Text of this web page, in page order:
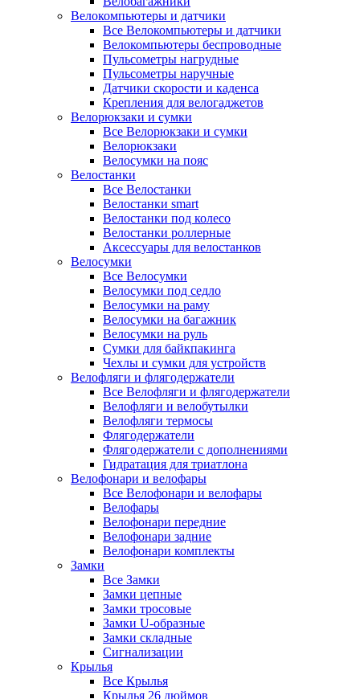
Велокомпьютеры и датчики
Все Велокомпьютеры и датчики
Велокомпьютеры беспроводные
Пульсометры нагрудные
Пульсометры наручные
Датчики скорости и каденса
Крепления для велогаджетов
Велорюкзаки и сумки
Все Велорюкзаки и сумки
Велорюкзаки
Велосумки на пояс
Велостанки
Все Велостанки
Велостанки smart
Велостанки под колесо
Велостанки роллерные
Аксессуары для велостанков
Велосумки
Все Велосумки
Велосумки под седло
Велосумки на раму
Велосумки на багажник
Велосумки на руль
Сумки для байкпакинга
Чехлы и сумки для устройств
Велофляги и флягодержатели
Все Велофляги и флягодержатели
Велофляги и велобутылки
Велофляги термосы
Флягодержатели
Флягодержатели с дополнениями
Гидратация для триатлона
Велофонари и велофары
Все Велофонари и велофары
Велофары
Велофонари передние
Велофонари задние
Велофонари комплекты
Замки
Все Замки
Замки цепные
Замки тросовые
Замки U-образные
Замки складные
Сигнализации
Крылья
Все Крылья
Крылья 26 дюймов